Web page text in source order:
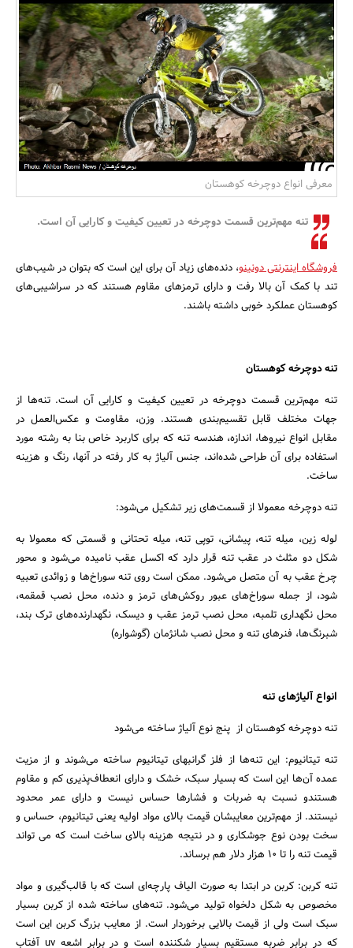
بانک، بیمه و سرمایه
مسکن و ساختمان
جستجو
معرفی انواع دوچرخه کوهستان
تنه مهم‌ترین قسمت دوچرخه در تعیین کیفیت و کارایی آن است.
فروشگاه اینترنتی دونینو، دنده‌های زیاد آن برای این است که بتوان در شیب‌های
تند با کمک آن بالا رفت و دارای ترمزهای مقاوم هستند که در سراشیبی‌های
کوهستان عملکرد خوبی داشته باشند.
تنه دوچرخه کوهستان
تنه مهم‌ترین قسمت دوچرخه در تعیین کیفیت و کارایی آن است. تنه‌ها از
جهات مختلف قابل تقسیم‌بندی هستند. وزن، مقاومت و عکس‌العمل در
مقابل انواع نیروها، اندازه، هندسه تنه که برای کاربرد خاص بنا به رشته مورد
استفاده برای آن طراحی شده‌اند، جنس آلیاژ به کار رفته در آنها، رنگ و هزینه
ساخت.
تنه دوچرخه معمولا از قسمت‌های زیر تشکیل می‌شود:
لوله زین، میله تنه، پیشانی، توپی تنه، میله تحتانی و قسمتی که معمولا به
شکل دو مثلث در عقب تنه قرار دارد که اکسل عقب نامیده می‌شود و محور
چرخ عقب به آن متصل می‌شود. ممکن است روی تنه سوراخ‌ها و زوائدی تعبیه
شود، از جمله سوراخ‌های عبور روکش‌های ترمز و دنده، محل نصب قمقمه،
محل نگهداری تلمبه، محل نصب ترمز عقب و دیسک، نگهدارنده‌های ترک بند،
شبرنگ‌ها، فنرهای تنه و محل نصب شانژمان (گوشواره)
انواع آلیاژهای تنه
تنه دوچرخه کوهستان از پنج نوع آلیاژ ساخته می‌شود
تنه تیتانیوم: این تنه‌ها از فلز گرانبهای تیتانیوم ساخته می‌شوند و از مزیت‌
عمده آن‌ها این است که بسیار سبک، خشک و دارای انعطاف‌پذیری کم و مقاوم
هستندو نسبت به ضربات و فشارها حساس نیست و دارای عمر محدود
نیستند. از مهم‌ترین معایبشان قیمت بالای مواد اولیه یعنی تیتانیوم، حساس و
سخت بودن نوع جوشکاری و در نتیجه هزینه بالای ساخت است که می تواند
قیمت تنه را تا 10 هزار دلار هم برساند.
تنه کربن: کربن در ابتدا به صورت الیاف پارچه‌ای است که با قالب‌گیری و مواد
مخصوص به شکل دلخواه تولید می‌شود. تنه‌های ساخته شده از کربن بسیار
سبک است ولی از قیمت بالایی برخوردار است. از معایب بزرگ کربن این است
که در برابر ضربه مستقیم بسیار شکننده است و در برابر اشعه uv آفتاب